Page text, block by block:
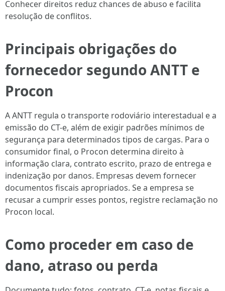
Conhecer direitos reduz chances de abuso e facilita
resolução de conflitos.
Principais obrigações do
fornecedor segundo ANTT e
Procon
A ANTT regula o transporte rodoviário interestadual e a
emissão do CT-e, além de exigir padrões mínimos de
segurança para determinados tipos de cargas. Para o
consumidor final, o Procon determina direito à
informação clara, contrato escrito, prazo de entrega e
indenização por danos. Empresas devem fornecer
documentos fiscais apropriados. Se a empresa se
recusar a cumprir esses pontos, registre reclamação no
Procon local.
Como proceder em caso de
dano, atraso ou perda